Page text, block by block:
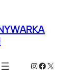
Instagram
X